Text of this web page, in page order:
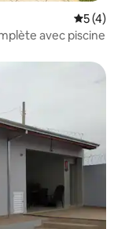
5 (4)
avec piscine